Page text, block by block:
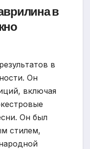
в
в
Он
включая
Он был
стилем,